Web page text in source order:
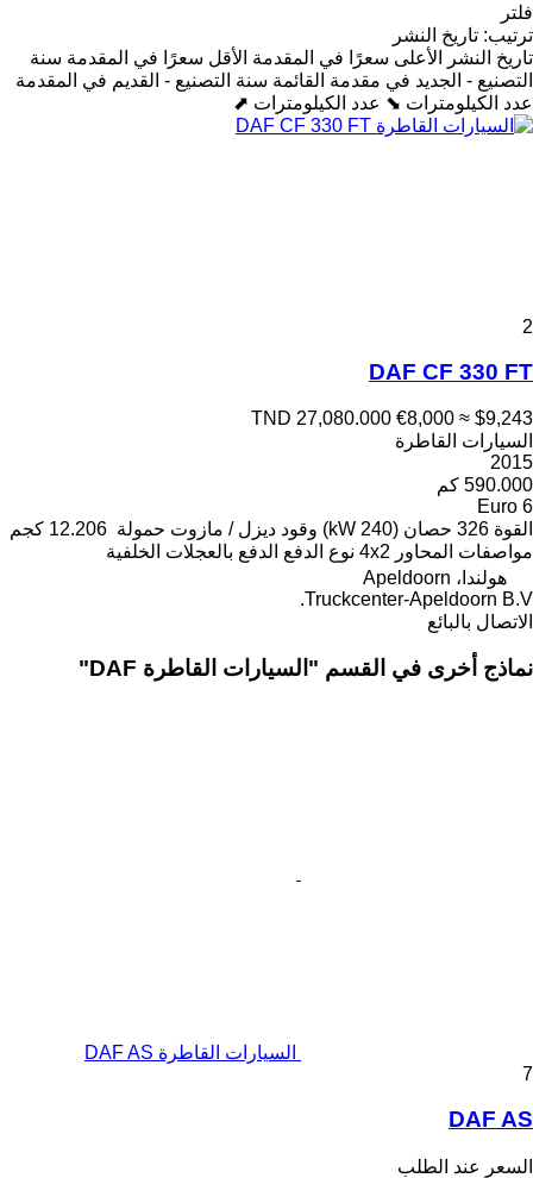
فلتر
ترتيب: تاريخ النشر
تاريخ النشر
الأعلى سعرًا في المقدمة الأقل سعرًا في المقدمة سنة
التصنيع - الجديد في مقدمة القائمة سنة التصنيع - القديم في المقدمة
عدد الكيلومترات ⬊ عدد الكيلومترات ⬈
2
DAF CF 330 FT
TND 27,080.000 €8,000 ≈ $9,243
السيارات القاطرة
2015
590.000 كم
Euro 6
القوة 326 حصان (240 kW) وقود ديزل / مازوت حمولة 12.206 كجم
مواصفات المحاور 4x2 نوع الدفع الدفع بالعجلات الخلفية
هولندا، Apeldoorn
Truckcenter-Apeldoorn B.V.
الاتصال بالبائع
نماذج أخرى في القسم "السيارات القاطرة DAF"
السيارات القاطرة DAF AS
7
DAF AS
السعر عند الطلب